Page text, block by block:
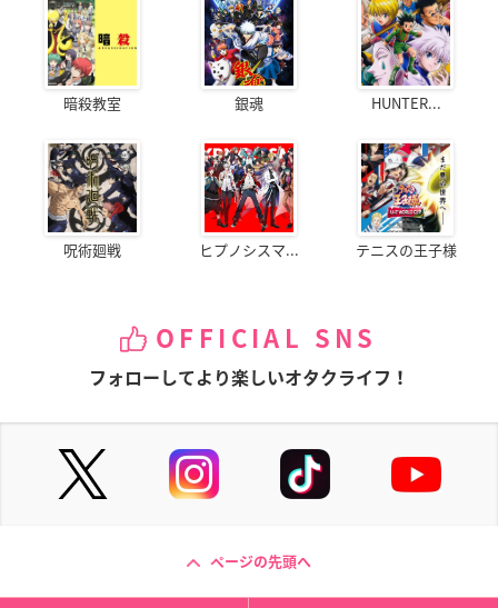
暗殺教室 銀魂 HUNTER...
呪術廻戦 ヒプノシスマ... テニスの王子様
OFFICIAL SNS
フォローしてより楽しいオタクライフ！
ページの先頭へ